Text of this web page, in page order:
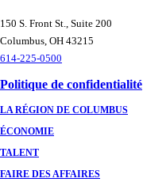
150 S. Front St., Suite 200
Columbus, OH 43215
614-225-0500
Politique de confidentialité
LA RÉGION DE COLUMBUS
ÉCONOMIE
TALENT
FAIRE DES AFFAIRES